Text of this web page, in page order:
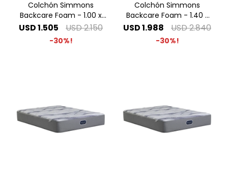
Colchón Simmons
Backcare Foam - 1.00 x
2.00 1 Plaza Especial
USD1.505 USD2.150
30
Colchón Simmons
Backcare Foam - 1.40 x
1.90 2 Plazas
USD1.988 USD2.840
30